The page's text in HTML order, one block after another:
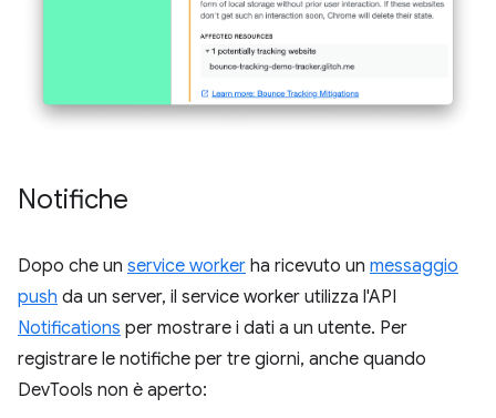
Notifiche
Dopo che un service worker ha ricevuto un messaggio
push da un server, il service worker utilizza l'API
Notifications per mostrare i dati a un utente. Per
registrare le notifiche per tre giorni, anche quando
DevTools non è aperto: